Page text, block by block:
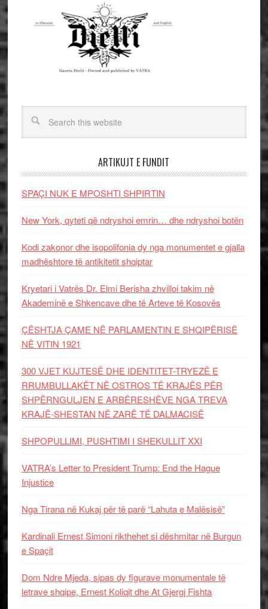
ARTIKUJT E FUNDIT
SPAÇI NUK E MPOSHTI SHPIRTIN
New York, qyteti që ndryshoi emrin… dhe ndryshoi botën
Kodi zakonor dhe isopolifonia dy nga monumentet e gjalla
madhështore të antikitetit shqiptar
Kryetari i Vatrës Dr. Elmi Berisha zhvilloi takim në
Akademinë e Shkencave dhe të Arteve të Kosovës
ÇËSHTJA ÇAME NË PARLAMENTIN E SHQIPËRISË
NË VITIN 1921
300 VJET KUJTESË DHE IDENTITET-TRYEZË E
RRUMBULLAKËT NË OSTROS TË KRAJËS PËR
SHPËRNGULJEN E ARBËRESHËVE NGA TREVA
KRAJË-SHESTAN NË ZARË TË DALMACISË
SHPOPULLIMI, PUSHTIMI I SHEKULLIT XXI
VATRA’s Letter to President Trump: End the Hague
Injustice
Nga Tirana në Kukaj për të parë “Lahuta e Malësisë”
Kardinali Ernest Simoni rikthehet si dëshmitar në Burgun
e Spaçit
Dom Ndre Mjeda, sipas dy figurave monumentale të
letrave shqipe, Ernest Koliqit dhe At Gjergj Fishta